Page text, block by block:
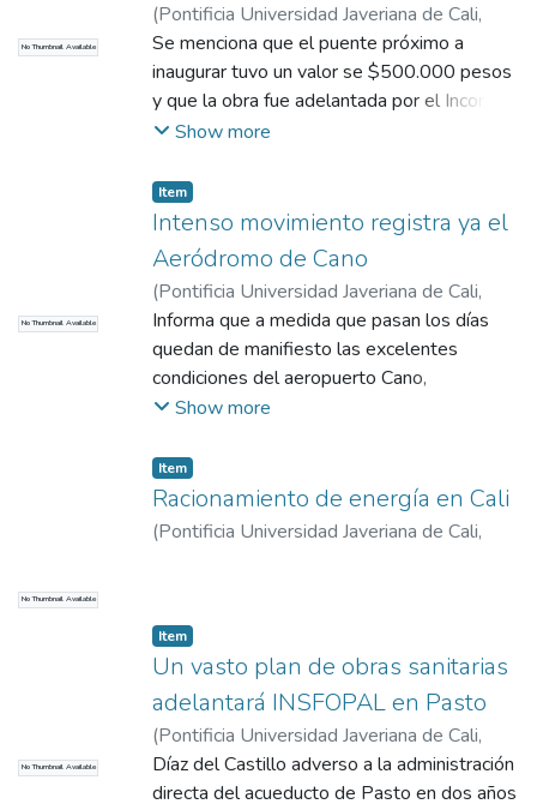
No Thumbnail Available
(Pontificia Universidad Javeriana de Cali,
2017)COMHISTORIA
Se menciona que el puente próximo a
inaugurar tuvo un valor se $500.000 pesos
y que la obra fue adelantada por el Incora. El
puente une al contro rural que están
con la carretera que partiendo del kilómetro
10 de la carretera al sur une a Cruz de
Amarillo, Río Bobo, Santa Barbara y Los
Alizanes.
Show more
No Thumbnail Available
Item
Intenso movimiento registra ya el
Aeródromo de Cano
(Pontificia Universidad Javeriana de Cali,
2017)COMHISTORIA
Informa que a medida que pasan los días
quedan de manifiesto las excelentes
condiciones del aeropuerto Cano,
registrando mayor movimiento de naves y
Show more
No Thumbnail Available
Item
Racionamiento de energía en Cali
(Pontificia Universidad Javeriana de Cali,
No Thumbnail Available
Item
Un vasto plan de obras sanitarias
adelantará INSFOPAL en Pasto
(Pontificia Universidad Javeriana de Cali,
2017)COMHISTORIA
Díaz del Castillo adverso a la administración
directa del acueducto de Pasto en dos años